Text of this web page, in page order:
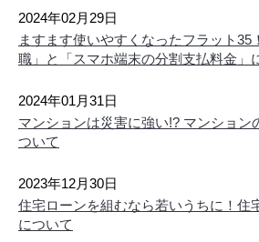
新着
仲介手数料30%OFF
2,080万円
土地面積 63.21m
26/08/08
仲介手数料30%OFF
アズコート園田の新着物件情報が登録さ
い合わせください。
2024年02月29日
ますます使いやすくなったフラット35
職」と「スマホ端末の分割支払料金」
2024年01月31日
マンションは災害に強い!? マンション
ついて
2023年12月30日
住宅ローンを組むなら若いうちに！住
について